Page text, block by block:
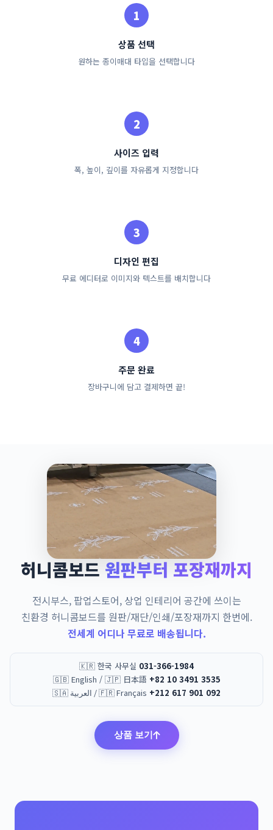
상품 선택
원하는 종이매대 타입을 선택합니다
사이즈 입력
폭, 높이, 깊이를 자유롭게 지정합니다
디자인 편집
무료 에디터로 이미지와 텍스트를 배치합니다
주문 완료
장바구니에 담고 결제하면 끝!
허니콤보드 원판부터 포장재까지
전시부스, 팝업스토어, 상업 인테리어 공간에 쓰이는
친환경 허니콤보드를 원판/재단/인쇄/포장재까지 한번에.
전세계 어디나 무료로 배송됩니다.
🇰🇷 한국 사무실 031-366-1984
🇬🇧 English / 🇯🇵 日本語 +82 10 3491 3535
🇸🇦 العربية / 🇫🇷 Français +212 617 901 092
상품 보기